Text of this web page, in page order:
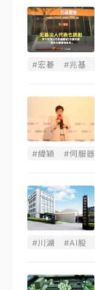
#宏碁 #兆基
#緯穎 #伺服器
#川湖 #AI股